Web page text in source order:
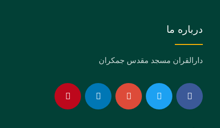
درباره ما
دارالقران مسجد مقدس جمکران